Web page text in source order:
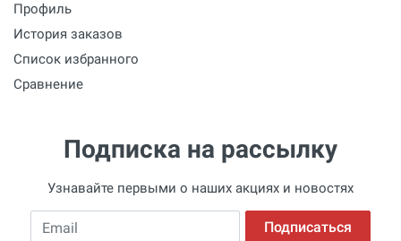
Профиль
История заказов
Список избранного
Сравнение
Подписка на рассылку
Узнавайте первыми о наших акциях и новостях
Email Подписаться